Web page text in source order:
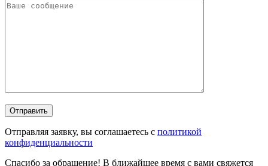
Отправляя заявку, вы соглашаетесь с политикой
конфиденциальности
Спасибо за обращение! В ближайшее время с вами свяжется